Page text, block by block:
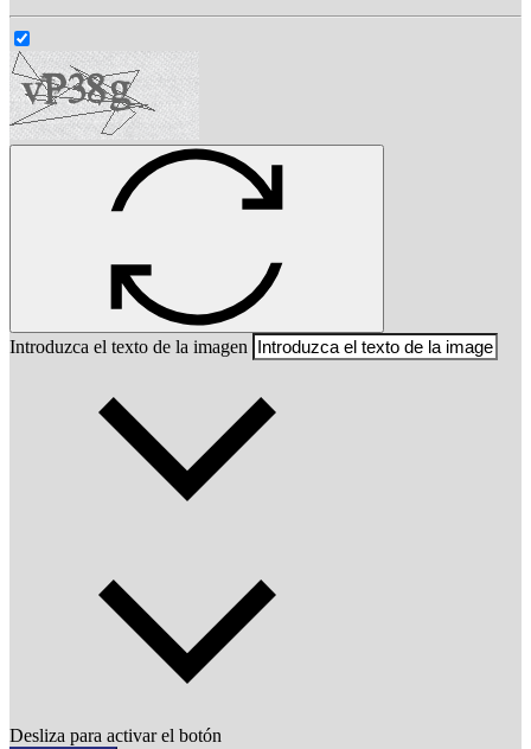
Introduzca el texto de la imagen
Desliza para activar el botón